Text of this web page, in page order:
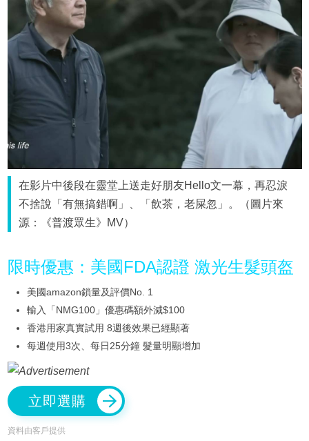
在影片中後段在靈堂上送走好朋友Hello文一幕，再忍淚
不捨說「有無搞錯啊」、「飲茶，老屎忽」。（圖片來
源：《普渡眾生》MV）
限時優惠：美國FDA認證 激光生髮頭盔
美國amazon鎖量及評價No. 1
輸入「NMG100」優惠碼額外減$100
香港用家真實試用 8週後效果已經顯著
每週使用3次、每日25分鐘 髮量明顯增加
立即選購
資料由客戶提供